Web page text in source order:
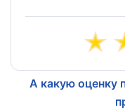
А какую оценку